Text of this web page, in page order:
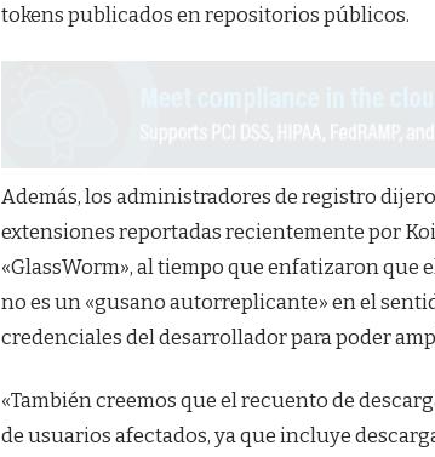
tokens publicados en repositorios públicos.
Además, los administradores de registro
extensiones reportadas recientemente por
«GlassWorm», al tiempo que enfatizaron que
no es un «gusano autorreplicante» en el
credenciales del desarrollador para poder
«También creemos que el recuento de
de usuarios afectados, ya que incluye